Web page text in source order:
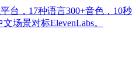
台，17种语言300+音色，10秒
场景对标ElevenLabs。